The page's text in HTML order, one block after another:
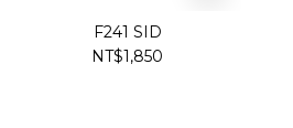
F241 SID
NT$1,850